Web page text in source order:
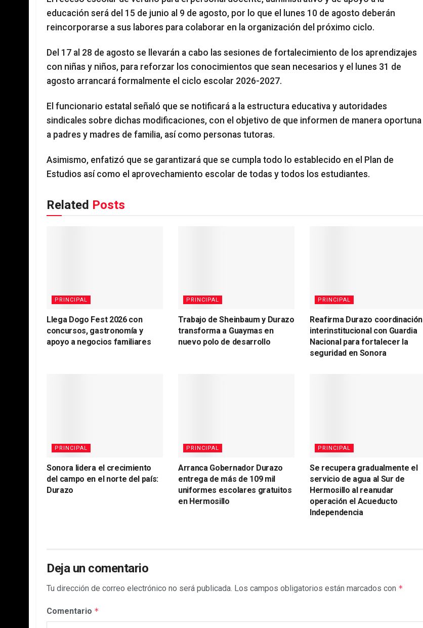
educación será del 15 de junio al 9 de agosto, por lo que el lunes 10 de agosto deberán
reincorporarse a sus labores para colaborar en la organización del próximo ciclo.
Del 17 al 28 de agosto se llevarán a cabo las sesiones de fortalecimiento de los aprendizajes
con niñas y niños, para reforzar los conocimientos que sean necesarios y el lunes 31 de
agosto arrancará formalmente el ciclo escolar 2026-2027.
El funcionario estatal señaló que se notificará a la estructura educativa y autoridades
sindicales sobre dichas modificaciones, con el objetivo de que informen de manera oportuna
a padres y madres de familia, así como personas tutoras.
Asimismo, enfatizó que se garantizará que se cumpla todo lo establecido en el Plan de
Estudios así como el aprovechamiento escolar de todas y todos los estudiantes.
Related Posts
PRINCIPAL
Llega Dogo Fest 2026 con
concursos, gastronomía y
apoyo a negocios familiares
PRINCIPAL
Trabajo de Sheinbaum y Durazo
transforma a Guaymas en
nuevo polo de desarrollo
PRINCIPAL
Reafirma Durazo coordinación
interinstitucional con Guardia
Nacional para fortalecer la
seguridad en Sonora
PRINCIPAL
Sonora lidera el crecimiento
del campo en el norte del país:
Durazo
PRINCIPAL
Arranca Gobernador Durazo
entrega de más de 109 mil
uniformes escolares gratuitos
en Hermosillo
PRINCIPAL
Se recupera gradualmente el
servicio de agua al Sur de
Hermosillo al reanudar
operación el Acueducto
Independencia
Deja un comentario
Tu dirección de correo electrónico no será publicada. Los campos obligatorios están marcados con *
Comentario *